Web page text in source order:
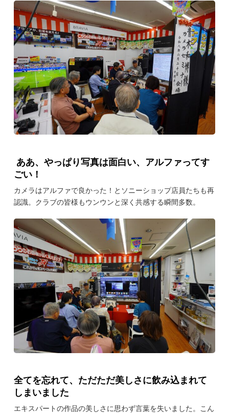
ああ、やっぱり写真は面白い、アルファってす
ごい！
カメラはアルファで良かった！とソニーショップ店員たちも再
認識。クラブの皆様もウンウンと深く共感する瞬間多数。
全てを忘れて、ただただ美しさに飲み込まれて
しまいました
エキスパートの作品の美しさに思わず言葉を失いました。こん